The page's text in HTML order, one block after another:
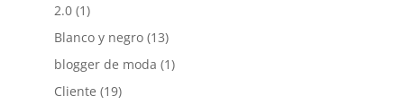
2.0(1)
Blanco y negro(13)
blogger de moda (1)
Cliente (19)